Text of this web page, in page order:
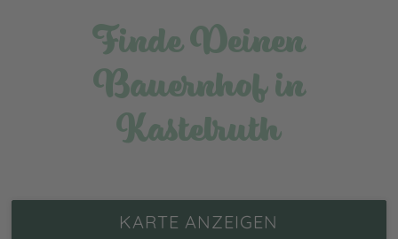
Finde Deinen
Bauernhof in
Kastelruth
KARTE ANZEIGEN